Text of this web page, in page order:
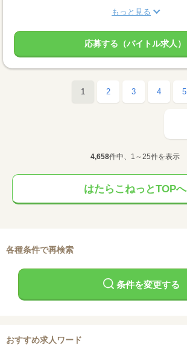
もっと見る
応募する（バイトル求人）
1 2 3 4 5
4,658件中、1～25件を表示
はたらこねっとTOPへ
各種条件で再検索
条件を変更する
おすすめ求人ワード